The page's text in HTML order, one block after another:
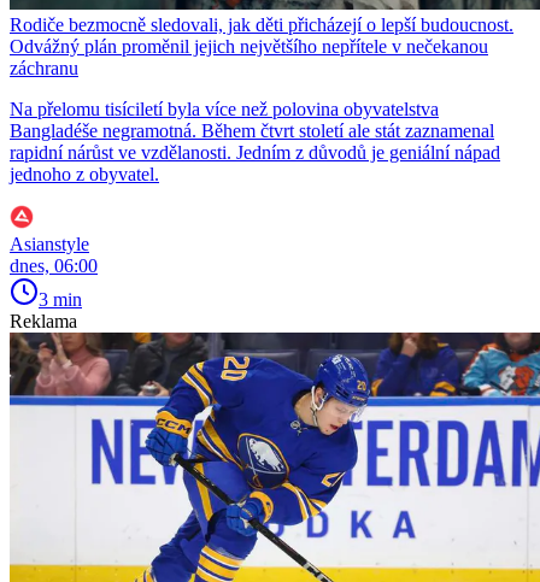
Rodiče bezmocně sledovali, jak děti přicházejí o lepší budoucnost.
Odvážný plán proměnil jejich největšího nepřítele v nečekanou
záchranu
Na přelomu tisíciletí byla více než polovina obyvatelstva
Bangladéše negramotná. Během čtvrt století ale stát zaznamenal
rapidní nárůst ve vzdělanosti. Jedním z důvodů je geniální nápad
jednoho z obyvatel.
Asianstyle
dnes, 06:00
3 min
Reklama